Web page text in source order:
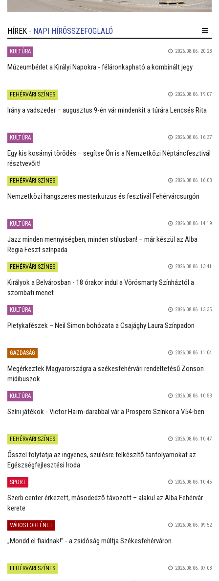
HÍREK - NAPI HÍRÖSSZEFOGLALÓ
KULTÚRA 2026.08.06. 20:23
Múzeumbérlet a Királyi Napokra - féláronkapható a kombinált jegy
FEHÉRVÁRI SZÍNES 2026.08.06. 19:07
Irány a vadszeder – augusztus 9-én vár mindenkit a túrára Lencsés Rita
KULTÚRA 2026.08.06. 16:37
Egy kis kosárnyi törődés – segítse Ön is a Nemzetközi Néptáncfesztivál
résztvevőit!
FEHÉRVÁRI SZÍNES 2026.08.06. 16:03
Nemzetközi hangszeres mesterkurzus és fesztivál Fehérvárcsurgón
KULTÚRA 2026.08.06. 14:19
Jazz minden mennyiségben, minden stílusban! – már készül az Alba
Regia Feszt színpada
FEHÉRVÁRI SZÍNES 2026.08.06. 13:41
Királyok a Belvárosban - 18 órakor indul a Vörösmarty Színháztól a
szombati menet
KULTÚRA 2026.08.06. 13:35
Pletykafészek – Neil Simon bohózata a Csajághy Laura Színpadon
GAZDASÁG 2026.08.06. 11:04
Megérkeztek Magyarországra a székesfehérvári rendeltetésű Zonson
midibuszok
KULTÚRA 2026.08.06. 10:53
Színi játékok - Victor Haïm-darabbal vár a Prospero Színkör a V54-ben
FEHÉRVÁRI SZÍNES 2026.08.06. 10:47
Ősszel folytatja az ingyenes, szülésre felkészítő tanfolyamokat az
Egészségfejlesztési Iroda
SPORT 2026.08.06. 10:45
Szerb center érkezett, másodedző távozott – alakul az Alba Fehérvár
kerete
VÁROSTÖRTÉNET 2026.08.06. 09:52
„Mondd el fiaidnak!” - a zsidóság múltja Székesfehérváron
FEHÉRVÁRI SZÍNES 2026.08.06. 07:03